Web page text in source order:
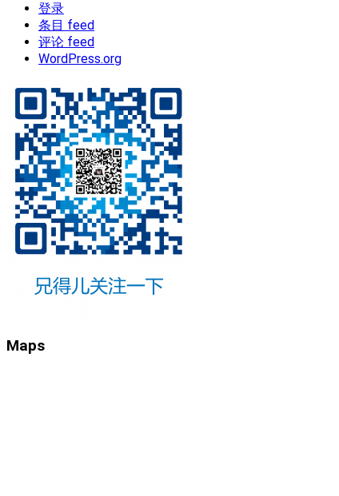
登录
条目 feed
评论 feed
WordPress.org
Maps